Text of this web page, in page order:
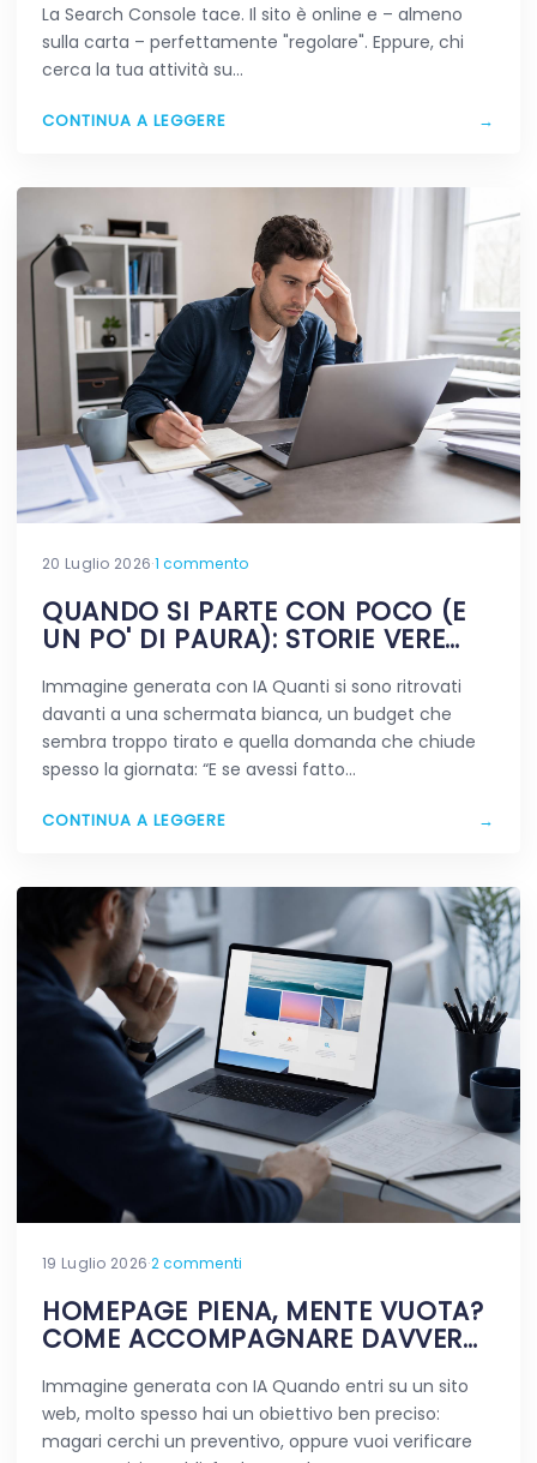
La Search Console tace. Il sito è online e – almeno
sulla carta – perfettamente "regolare". Eppure, chi
cerca la tua attività su…
CONTINUA A LEGGERE →
20 Luglio 2026·1 commento
QUANDO SI PARTE CON POCO (E
UN PO' DI PAURA): STORIE VERE
Immagine generata con IA Quanti si sono ritrovati
davanti a una schermata bianca, un budget che
sembra troppo tirato e quella domanda che chiude
spesso la giornata: “E se avessi fatto…
CONTINUA A LEGGERE →
19 Luglio 2026·2 commenti
HOMEPAGE PIENA, MENTE VUOTA?
COME ACCOMPAGNARE DAVVERO
Immagine generata con IA Quando entri su un sito
web, molto spesso hai un obiettivo ben preciso:
magari cerchi un preventivo, oppure vuoi verificare